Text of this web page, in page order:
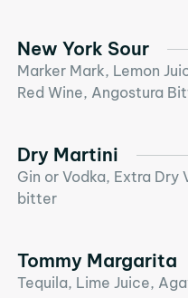
New York Sour
Marker Mark, Lemon
Red Wine, Angostura
Dry Martini
Gin or Vodka, Extra Dry
bitter
Tommy Margarita
Tequila, Lime Juice,